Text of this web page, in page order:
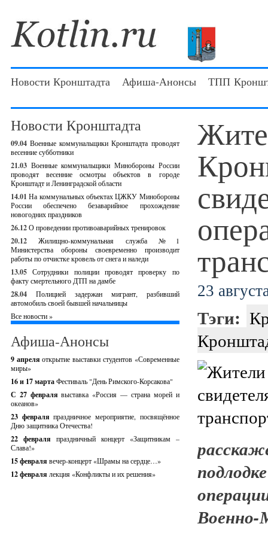
Новости Кронштадта Афиша-Анонсы ТПП
Новости Кронштадта
09.04 Военные коммунальщики Кронштадта проводят
весенние субботники
21.03 Военные коммунальщики Минобороны России
проводят весенние осмотры объектов в городе
Кронштадт и Ленинградской области
14.01 На коммунальных объектах ЦЖКУ Минобороны
России обеспечено безаварийное прохождение
новогодних праздников
26.12О проведении противоаварийных тренировок
20.12
Жилищно-коммунальная служба №1
Министерства обороны своевременно производит
работы по отчистке кровель от снега и наледи
13.05 Сотрудники полиции проводят проверку по
факту смертельного ДТП на дамбе
28.04
Полицией задержан мигрант, разбивший
автомобиль своей бывшей начальницы
Все новости »
Афиша-Анонсы
9 апреляоткрытие выставки студентов «Современные
миры»
16 и 17 мартаФестиваль "День Римского-Корсакова"
С 27 февралявыставка «Россия — страна морей и
океанов»
23 февраляпраздничное мероприятие, посвящённое
Дню защитника Отечества!
22 февраля праздничный концерт «Защитникам –
Слава!»
15 февраля вечер-концерт «Шрамы на сердце…»
12 февраля лекция «Конфликты и их решения»
23
Тэги: